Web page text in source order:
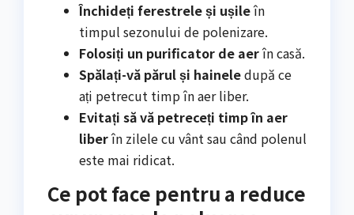
Închideți ferestrele și ușileîn
timpul sezonului de polenizare.
Folosiți un purificator de aerîn casă.
Spălați-vă părul și haineledupă ce
ați petrecut timp în aer liber.
Evitați să vă petreceți timp în aer
liberîn zilele cu vânt sau când polenul
este mai ridicat.
Ce pot face pentru a reduce